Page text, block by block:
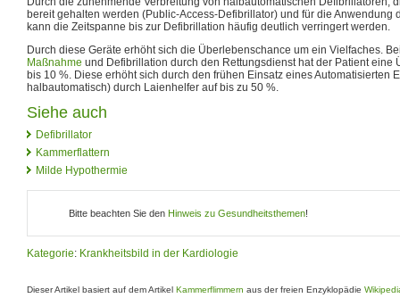
bereit gehalten werden (Public-Access-Defibrillator) und für die Anwendung
kann die Zeitspanne bis zur Defibrillation häufig deutlich verringert werden.
Durch diese Geräte erhöht sich die Überlebenschance um ein Vielfaches.
Maßnahme und Defibrillation durch den Rettungsdienst hat der Patient eine
bis 10 %. Diese erhöht sich durch den frühen Einsatz eines Automatisierten
halbautomatisch) durch Laienhelfer auf bis zu 50 %.
Siehe auch
Defibrillator
Kammerflattern
Milde Hypothermie
Bitte beachten Sie den Hinweis zu Gesundheitsthemen!
Kategorie: Krankheitsbild in der Kardiologie
Dieser Artikel basiert auf dem Artikel Kammerflimmern aus der freien Enzyklopädie